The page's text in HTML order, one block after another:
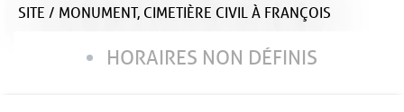
SITE / MONUMENT, CIMETIÈRE CIVIL À FRANÇOIS
HORAIRES NON DÉFINIS